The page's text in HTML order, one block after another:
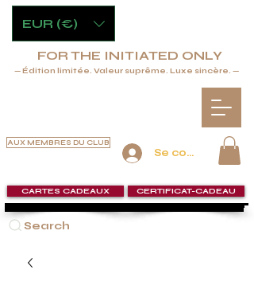
Se connecter
AUX MEMBRES DU CLUB
Search
CARTES CADEAUX CERTIFICAT-CADEAU
FOR THE INITIATED ONLY
— Édition limitée. Valeur suprême. Luxe sincère. —
EUR (€)